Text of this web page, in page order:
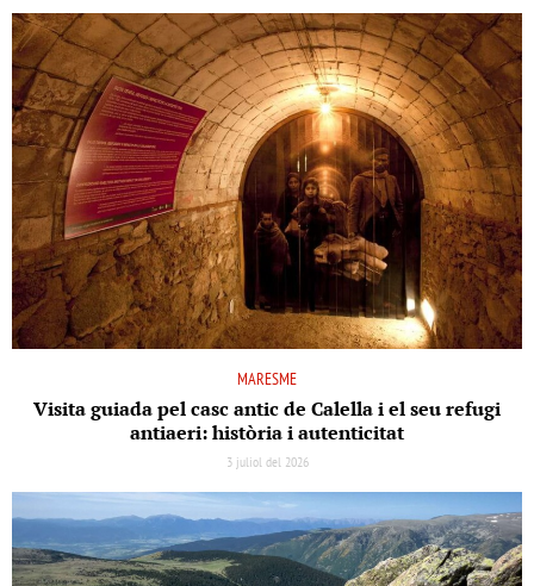
MARESME
Visita guiada pel casc antic de Calella i el seu refugi
antiaeri: història i autenticitat
3 juliol del 2026